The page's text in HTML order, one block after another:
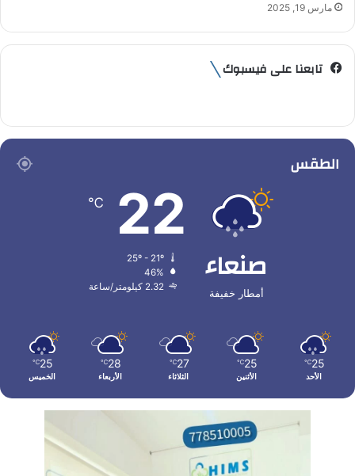
مارس 19, 2025
تابعنا على فيسبوك
الطقس
صنعاء
أمطار خفيفة
22
℃
46%
2.32 كيلومتر/ساعة
25
℃
الأحد
25
℃
الأثنين
27
℃
الثلاثاء
28
℃
الأربعاء
25
℃
الخميس